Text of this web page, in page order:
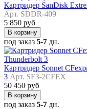
Картридер SanDisk
Арт. SDDR-409
5 850 руб
В корзину
под заказ 5-7 дн.
Картридер Sonnet
3 Арт. SF3-2CFEX
50 450 руб
В корзину
под заказ 5-7 дн.